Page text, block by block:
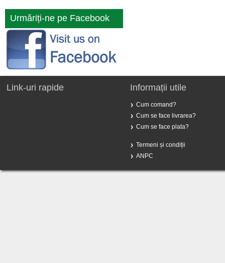
Urmăriți-ne pe Facebook
Link-uri rapide Informații utile
Cum comand?
Cum se face livrarea?
Cum se face plata?
Termeni și condiții
ANPC